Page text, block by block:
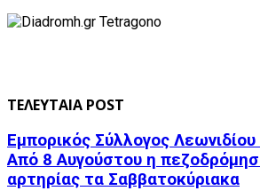
ΤΕΛΕΥΤΑΙΑ POST
Εμπορικός Σύλλογος
Από 8 Αυγούστου η
αρτηρίας τα Σαββατοκύριακα